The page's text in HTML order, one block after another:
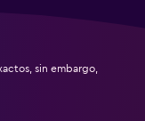
sin embargo,